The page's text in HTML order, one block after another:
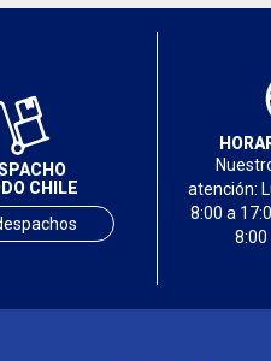
CHILE
atención:
8:00 a
8:00